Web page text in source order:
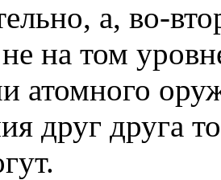
а, во-
на том
атомного
друг друга